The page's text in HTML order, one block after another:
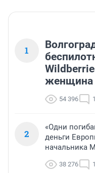
1
женщина
54 396
2
«Одни
деньги
начальника
38 276